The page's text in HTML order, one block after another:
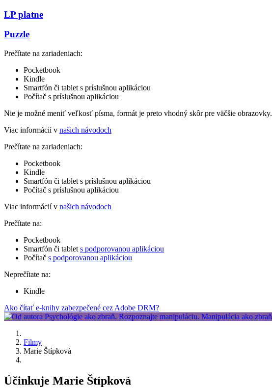
LP platne
Puzzle
Prečítate na zariadeniach:
Pocketbook
Kindle
Smartfón či tablet s príslušnou aplikáciou
Počítač s príslušnou aplikáciou
Nie je možné meniť veľkosť písma, formát je preto vhodný skôr pre väčšie obrazovky.
Viac informácií v našich návodoch
Prečítate na zariadeniach:
Pocketbook
Kindle
Smartfón či tablet s príslušnou aplikáciou
Počítač s príslušnou aplikáciou
Viac informácií v našich návodoch
Prečítate na:
Pocketbook
Smartfón či tablet s podporovanou aplikáciou
Počítač s podporovanou aplikáciou
Neprečítate na:
Kindle
Ako čítať e-knihy zabezpečené cez Adobe DRM?
Filmy
Marie Štípková
Účinkuje Marie Štípková